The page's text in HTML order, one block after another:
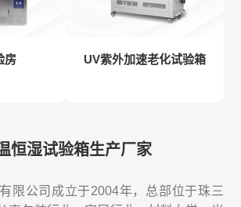
房 UV紫外加速老化试验箱
恒湿试验箱生产厂家
限公司成立于2004年，总部位于珠三